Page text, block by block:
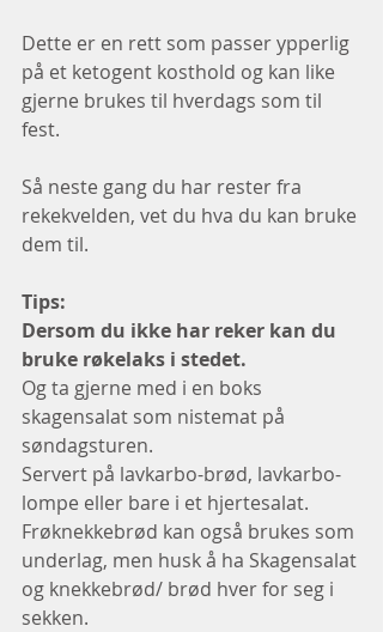
Dette er en rett som passer ypperlig
på et ketogent kosthold og kan like
gjerne brukes til hverdags som til
fest.
Så neste gang du har rester fra
rekekvelden, vet du hva du kan bruke
dem til.
Tips:
Dersom du ikke har reker kan du
bruke røkelaks i stedet.
Og ta gjerne med i en boks
skagensalat som nistemat på
søndagsturen.
Servert på lavkarbo-brød, lavkarbo-
lompe eller bare i et hjertesalat.
Frøknekkebrød kan også brukes som
underlag, men husk å ha Skagensalat
og knekkebrød/ brød hver for seg i
sekken.